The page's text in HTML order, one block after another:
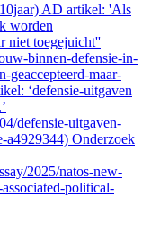
AD artikel: 'Als
worden
niet toegejuicht''
binnen-defensie-in-
geaccepteerd-maar-
‘defensie-uitgaven
defensie-uitgaven-
a4929344) Onderzoek
2025/natos-new-
political-